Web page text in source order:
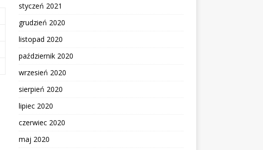
styczeń 2021
grudzień 2020
listopad 2020
październik 2020
wrzesień 2020
sierpień 2020
lipiec 2020
czerwiec 2020
maj 2020